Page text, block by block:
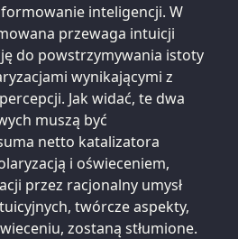
inteligencji. W
przewaga intuicji
do powstrzymywania istoty
wynikającymi z
Jak widać, te dwa
muszą być
netto katalizatora
i oświeceniem,
przez racjonalny umysł
twórcze aspekty,
zostaną stłumione.